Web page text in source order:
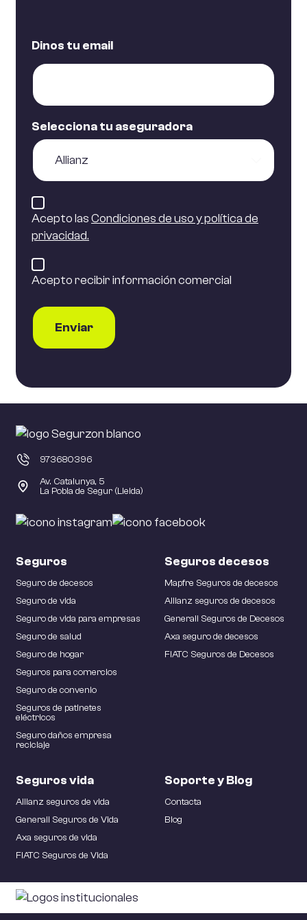
Dinos tu email
Selecciona tu aseguradora
Acepto lasCondiciones de uso y política de
privacidad.
Acepto recibir información comercial
973680396
Av. Catalunya, 5
La Pobla de Segur (Lleida)
Seguros
Seguro de decesos
Seguro de vida
Seguro de vida para empresas
Seguro de salud
Seguro de hogar
Seguros para comercios
Seguro de convenio
Seguros de patinetes
eléctricos
Seguro daños empresa
reciclaje
Seguros decesos
Mapfre Seguros de decesos
Allianz seguros de decesos
Generali Seguros de Decesos
Axa seguro de decesos
FIATC Seguros de Decesos
Seguros vida
Allianz seguros de vida
Generali Seguros de Vida
Axa seguros de vida
FIATC Seguros de Vida
Soporte y Blog
Contacta
Blog